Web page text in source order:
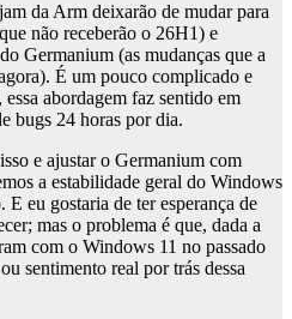
da Arm deixarão de mudar para
não receberão o 26H1) e
Germanium (as mudanças que a
É um pouco complicado e
abordagem faz sentido em
bugs 24 horas por dia.
e ajustar o Germanium com
a estabilidade geral do Windows
eu gostaria de ter esperança de
mas o problema é que, dada a
com o Windows 11 no passado
sentimento real por trás dessa